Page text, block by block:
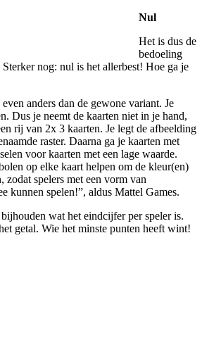
Nul
Het is dus de
bedoeling
nog: nul is het allerbest! Hoe ga je
anders dan de gewone variant. Je
Dus je neemt de kaarten niet in je hand,
rij van 2x 3 kaarten. Je legt de afbeelding
raster. Daarna ga je kaarten met
voor kaarten met een lage waarde.
op elke kaart helpen om de kleur(en)
zodat spelers met een vorm van
kunnen spelen!”, aldus Mattel Games.
wat het eindcijfer per speler is.
getal. Wie het minste punten heeft wint!